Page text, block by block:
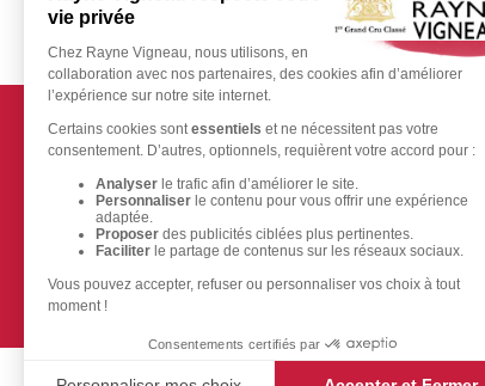
Notre société
Conditions Générales de Vente
En savoir plus sur les cookies
Mentions légales
>> Rejoignez le club RV et profitez
de tarifs préférentiels
Toute